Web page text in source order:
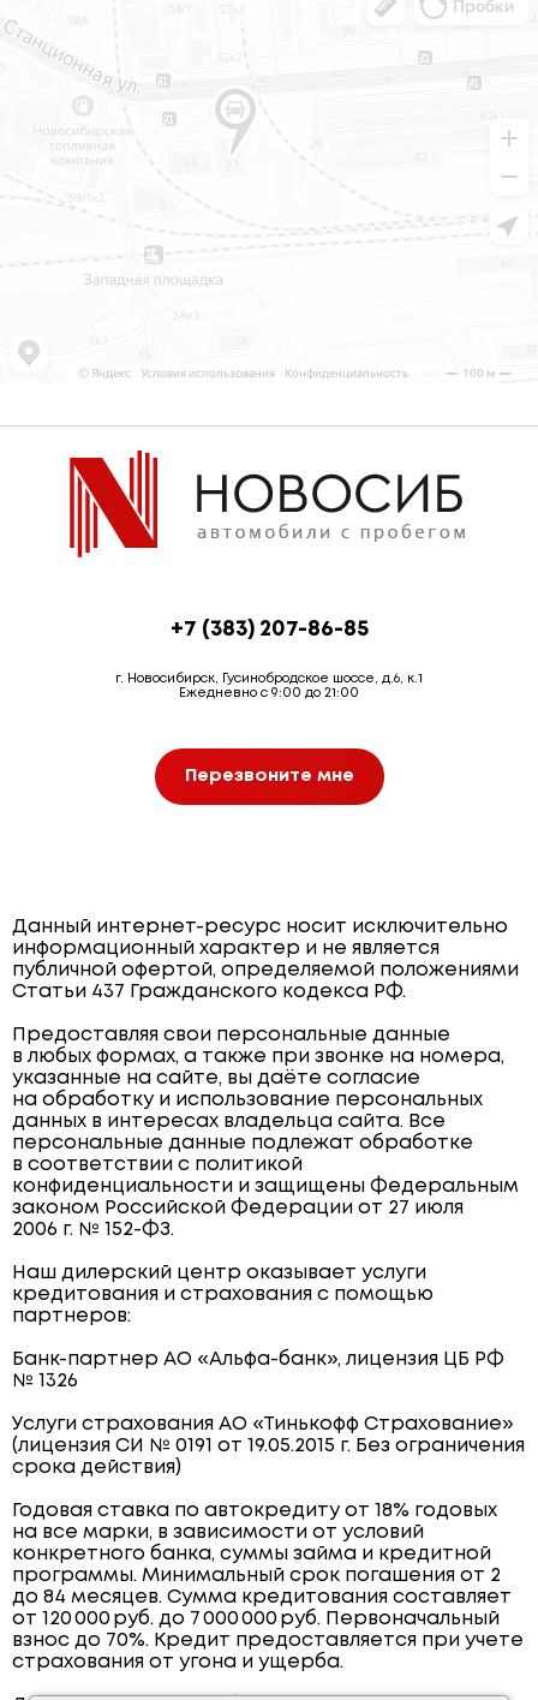
+7 (383) 207-86-85
г. Новосибирск, Гусинобродское шоссе, д.6, к.1
Ежедневно с 9:00 до 21:00
Перезвоните мне
Данный интернет-ресурс носит исключительно
информационный характер и не является
публичной офертой, определяемой положениями
Статьи 437 Гражданского кодекса РФ.
Предоставляя свои персональные данные
в любых формах, а также при звонке на номера,
указанные на сайте, вы даёте согласие
на обработку и использование персональных
данных в интересах владельца сайта. Все
персональные данные подлежат обработке
в соответствии с политикой
конфиденциальности и защищены Федеральным
законом Российской Федерации от 27 июля
2006 г. № 152-ФЗ.
Наш дилерский центр оказывает услуги
кредитования и страхования с помощью
партнеров:
Банк-партнер АО «Альфа-банк», лицензия ЦБ РФ
№ 1326
Услуги страхования АО «Тинькофф Страхование»
(лицензия СИ № 0191 от 19.05.2015 г. Без ограничения
срока действия)
Годовая ставка по автокредиту от 18% годовых
на все марки, в зависимости от условий
конкретного банка, суммы займа и кредитной
программы. Минимальный срок погашения от 2
до 84 месяцев. Сумма кредитования составляет
от 120 000 руб. до 7 000 000 руб. Первоначальный
взнос до 70%. Кредит предоставляется при учете
страхования от угона и ущерба.